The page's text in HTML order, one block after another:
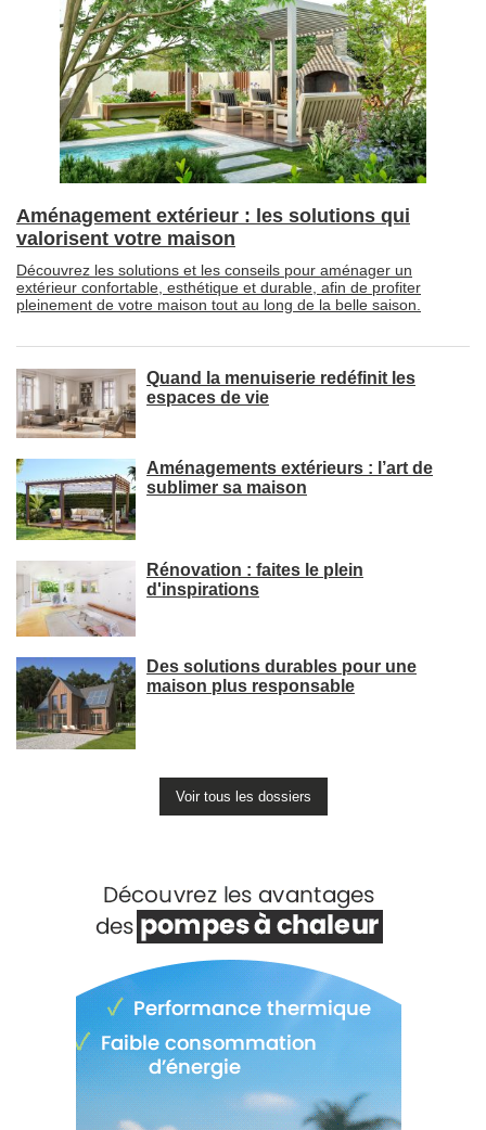
Aménagement extérieur : les solutions qui
valorisent votre maison
Découvrez les solutions et les conseils pour aménager un
extérieur confortable, esthétique et durable, afin de profiter
pleinement de votre maison tout au long de la belle saison.
Quand la menuiserie redéfinit les
espaces de vie
Aménagements extérieurs : l’art de
sublimer sa maison
Rénovation : faites le plein
d'inspirations
Des solutions durables pour une
maison plus responsable
Voir tous les dossiers